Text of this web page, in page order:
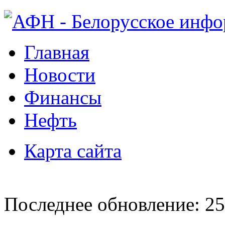
Главная
Новости
Финансы
Нефть
Карта сайта
Последнее обновление: